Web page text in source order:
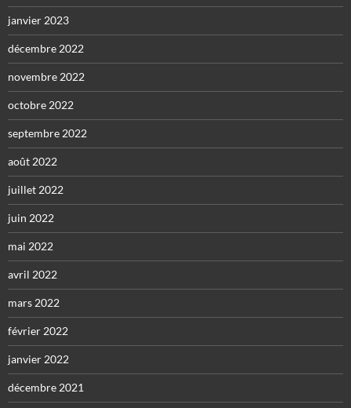
janvier 2023
décembre 2022
novembre 2022
octobre 2022
septembre 2022
août 2022
juillet 2022
juin 2022
mai 2022
avril 2022
mars 2022
février 2022
janvier 2022
décembre 2021